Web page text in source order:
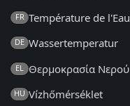
FR Température de l'Eau
DE Wassertemperatur
EL Θερμοκρασία Νερού
HU Vízhőmérséklet